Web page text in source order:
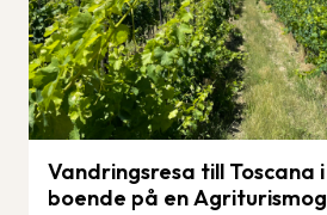
Vandringsresa till Toscana
boende på en